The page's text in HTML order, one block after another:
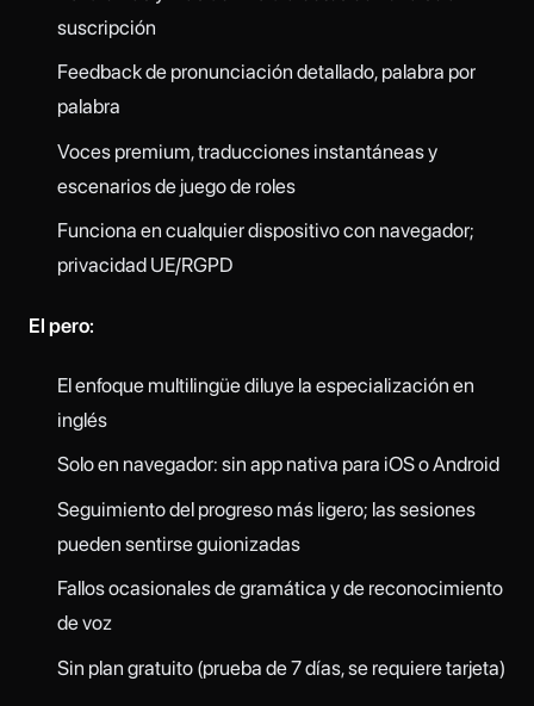
suscripción
Feedback de pronunciación detallado, palabra por
palabra
Voces premium, traducciones instantáneas y
escenarios de juego de roles
Funciona en cualquier dispositivo con navegador;
privacidad UE/RGPD
El pero:
El enfoque multilingüe diluye la especialización en
inglés
Solo en navegador: sin app nativa para iOS o Android
Seguimiento del progreso más ligero; las sesiones
pueden sentirse guionizadas
Fallos ocasionales de gramática y de reconocimiento
de voz
Sin plan gratuito (prueba de 7 días, se requiere tarjeta)